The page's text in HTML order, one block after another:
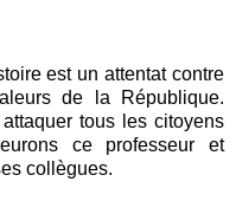
est un attentat contre
de la République.
attaquer tous les citoyens
ce professeur et
collègues.